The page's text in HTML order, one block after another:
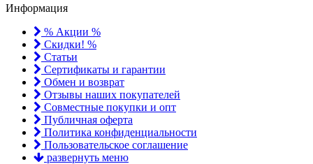
Информация
% Акции %
Скидки! %
Статьи
Сертификаты и гарантии
Обмен и возврат
Отзывы наших покупателей
Совместные покупки и опт
Публичная оферта
Политика конфиденциальности
Пользовательское соглашение
развернуть меню